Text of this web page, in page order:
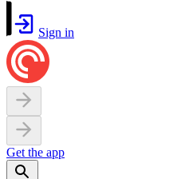
Sign in
Get the app